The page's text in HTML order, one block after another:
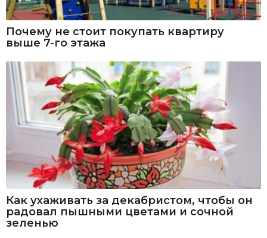
Почему не стоит покупать квартиру
выше 7-го этажа
Как ухаживать за декабристом, чтобы он
радовал пышными цветами и сочной
зеленью